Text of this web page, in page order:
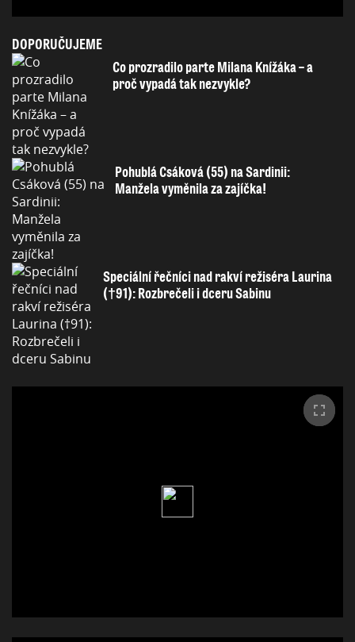
DOPORUČUJEME
Co prozradilo parte Milana Knížáka – a
proč vypadá tak nezvykle?
Pohublá Csáková (55) na Sardinii:
Manžela vyměnila za zajíčka!
Speciální řečníci nad rakví režiséra Laurina
(†91): Rozbrečeli i dceru Sabinu